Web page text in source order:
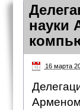
науки
16 марта